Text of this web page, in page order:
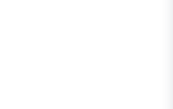
Kommune